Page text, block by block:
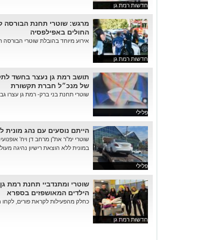
חדשות רמת גן
חדשות רמת גן
מרגש: שוטרי תחנת הבורסה
החולים באפילפסיה
אירוע מיוחד בהובלת שוטרי
פלילי
תושב רמת גן נעצר בחשד
של מנכ״ל חברת תקשורת
שוטרי תחנת בני ברק- רמת גן עצרו
פלילי
הייתם נוסעים עם נהג מונית
שוטרי ימ"ר את"ן מרחב דן ויח'
במונית ללא הוצאת רישיון נהיגה
חדשות רמת גן
שוטרי ומתנדביי תחנת רמת
הילדים המאושפזים בספרא
כחלק מהפעילות לקראת פורים, לקחו